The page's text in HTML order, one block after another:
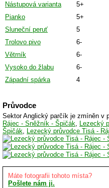
Nástupová varianta
5+
Pianko
5+
Sluneční peruť
5
Trolovo pivo
6-
Větrník
6-
Vysoko do žlabu
6-
Západní spárka
4
Průvodce
Sektor Anglický parčík je zmíněn v
Rájec - Sněžník - Špičák, Lezecký
Špičák, Lezecký průvodce Tisá -
Máte fotografii tohoto místa?
Pošlete nám ji.